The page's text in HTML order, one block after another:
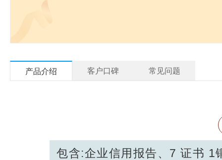
产品介绍 客户口碑 常见问题
包含:企业信用报告、7 证书 1